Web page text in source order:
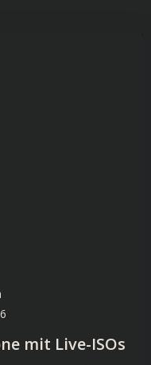
mit Live-ISOs